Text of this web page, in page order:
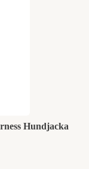
Hundjacka